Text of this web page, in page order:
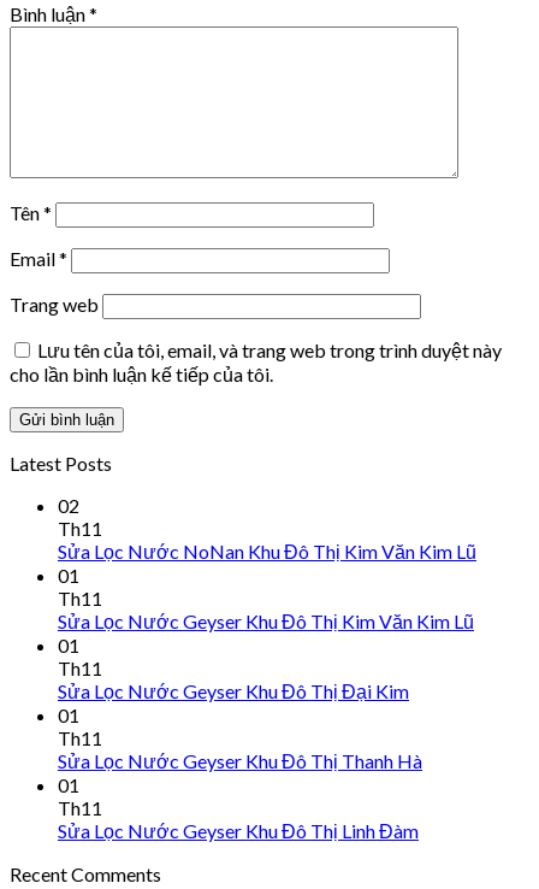
Bình luận*
Tên*
Email*
Trang web
Lưu tên của tôi, email, và trang web trong trình duyệt này
cho lần bình luận kế tiếp của tôi.
Latest Posts
02
Th11
Sửa Lọc Nước NoNan Khu Đô Thị Kim Văn Kim Lũ
01
Th11
Sửa Lọc Nước Geyser Khu Đô Thị Kim Văn Kim Lũ
01
Th11
Sửa Lọc Nước Geyser Khu Đô Thị Đại Kim
01
Th11
Sửa Lọc Nước Geyser Khu Đô Thị Thanh Hà
01
Th11
Sửa Lọc Nước Geyser Khu Đô Thị Linh Đàm
Recent Comments